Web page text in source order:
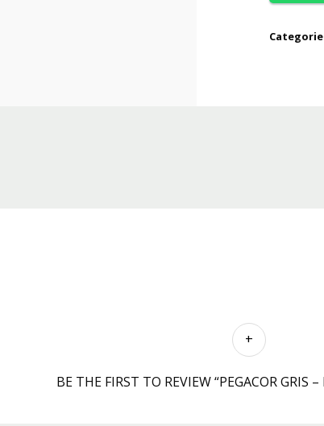
BE THE FIRST TO REVIEW “PEGACOR GRIS